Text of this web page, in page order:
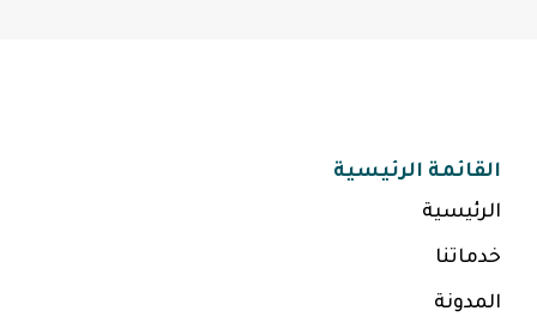
القائمة الرئيسية
الرئيسية
خدماتنا
المدونة